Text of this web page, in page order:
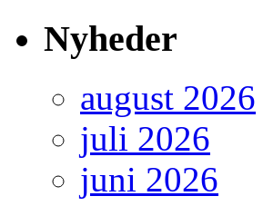
Nyheder
august 2026
juli 2026
juni 2026